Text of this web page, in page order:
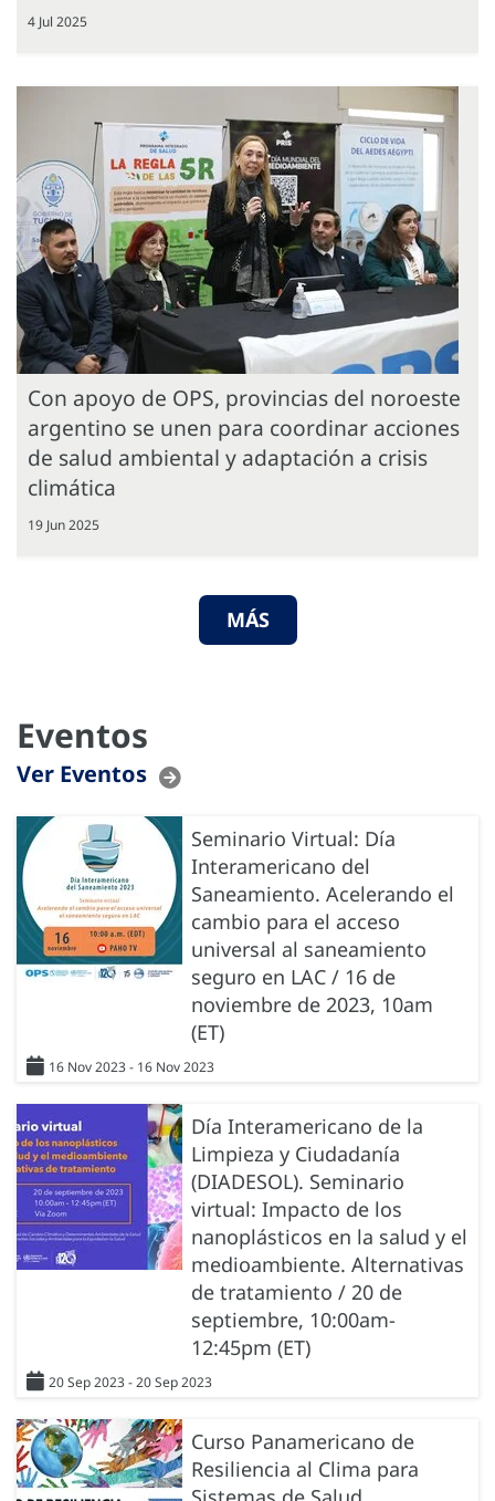
4 Jul 2025
Con apoyo de OPS, provincias del noroeste
argentino se unen para coordinar acciones
de salud ambiental y adaptación a crisis
climática
19 Jun 2025
MÁS
Eventos
Ver Eventos
Seminario Virtual: Día
Interamericano del
Saneamiento. Acelerando el
cambio para el acceso
universal al saneamiento
seguro en LAC / 16 de
noviembre de 2023, 10am
(ET)
16 Nov 2023 - 16 Nov 2023
Día Interamericano de la
Limpieza y Ciudadanía
(DIADESOL). Seminario
virtual: Impacto de los
nanoplásticos en la salud y el
medioambiente. Alternativas
de tratamiento / 20 de
septiembre, 10:00am-
12:45pm (ET)
20 Sep 2023 - 20 Sep 2023
Curso Panamericano de
Resiliencia al Clima para